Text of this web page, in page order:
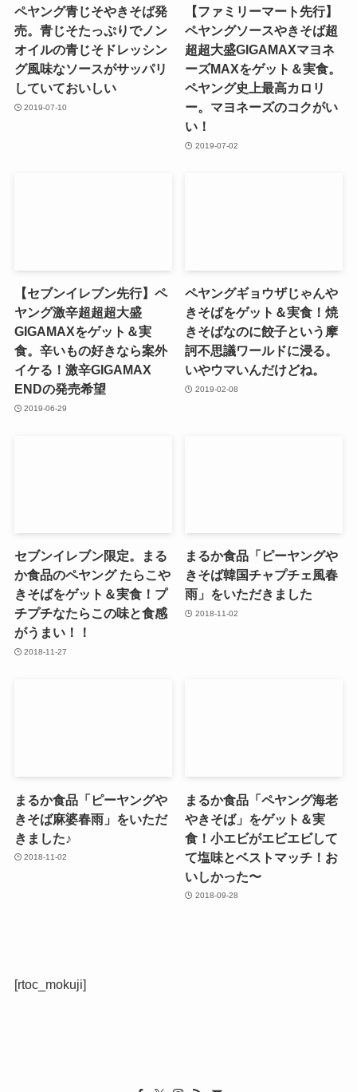
ペヤング青じそやきそば発
売。青じそたっぷりでノン
オイルの青じそドレッシン
グ風味なソースがサッパリ
していておいしい
2019-07-10
【ファミリーマート先行】
ペヤングソースやきそば超
超超大盛GIGAMAXマヨネ
ーズMAXをゲット＆実食。
ペヤング史上最高カロリ
ー。マヨネーズのコクがい
い！
2019-07-02
【セブンイレブン先行】ペ
ヤング激辛超超超大盛
GIGAMAXをゲット＆実
食。辛いもの好きなら案外
イケる！激辛GIGAMAX
ENDの発売希望
2019-06-29
ペヤングギョウザじゃんや
きそばをゲット＆実食！焼
きそばなのに餃子という摩
訶不思議ワールドに浸る。
いやウマいんだけどね。
2019-02-08
セブンイレブン限定。まる
か食品のペヤング たらこや
きそばをゲット＆実食！プ
チプチなたらこの味と食感
がうまい！！
2018-11-27
まるか食品「ピーヤングや
きそば韓国チャプチェ風春
雨」をいただきました
2018-11-02
まるか食品「ピーヤングや
きそば麻婆春雨」をいただ
きました♪
2018-11-02
まるか食品「ペヤング海老
やきそば」をゲット＆実
食！小エビがエビエビして
て塩味とベストマッチ！お
いしかった〜
2018-09-28
[rtoc_mokuji]